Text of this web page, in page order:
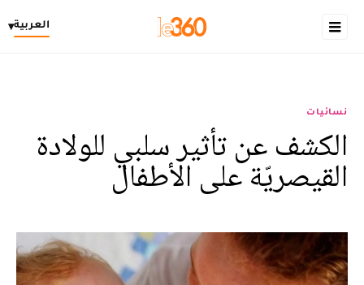
العربية▾
نسائيات
الكشف عن تأثير سلبي للولادة
القيصريّة على الأطفال